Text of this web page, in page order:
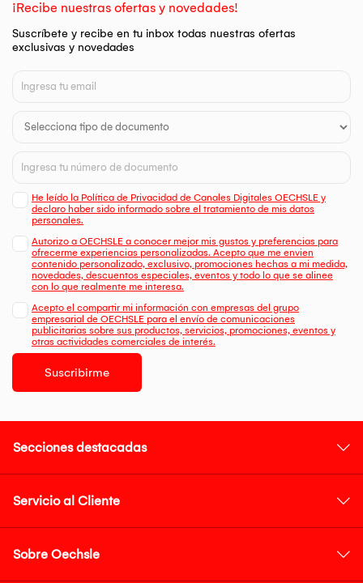
comprobante de compra.
parlantes, controles, cable, cuchillas, TERMOS, por mala
manipulación, daños externos ocasionado por golpes o
¡Recibe nuestras ofertas y novedades!
Suscríbete y recibe en tu inbox todas nuestras ofertas
exclusivas y novedades
He leído la Política de Privacidad de Canales Digitales OECHSLE y
declaro haber sido informado sobre el tratamiento de mis datos
personales.
Autorizo a OECHSLE a conocer mejor mis gustos y preferencias para
ofrecerme experiencias personalizadas. Acepto que me envien
contenido personalizado, exclusivo, promociones hechas a mi medida,
novedades, descuentos especiales, eventos y todo lo que se alinee
con lo que realmente me interesa.
Acepto el compartir mi información con empresas del grupo
empresarial de OECHSLE para el envío de comunicaciones
publicitarias sobre sus productos, servicios, promociones, eventos y
otras actividades comerciales de interés.
Suscribirme
Secciones destacadas
Servicio al Cliente
Sobre Oechsle